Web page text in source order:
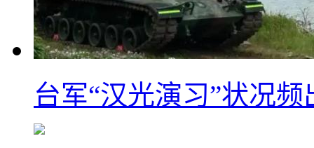
台军“汉光演习”状况